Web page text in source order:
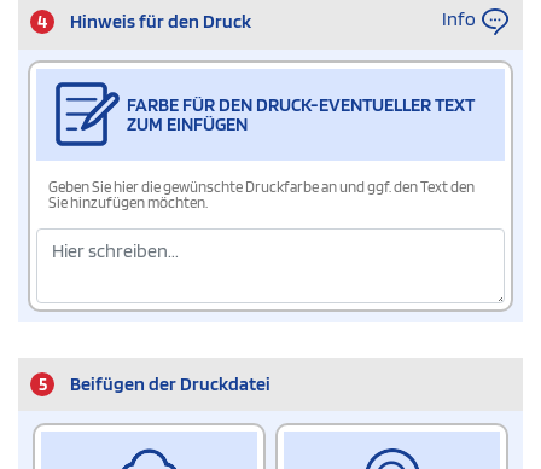
4 Hinweis für den Druck Info
FARBE FÜR DEN DRUCK-EVENTUELLER TEXT
ZUM EINFÜGEN
Geben Sie hier die gewünschte Druckfarbe an und ggf. den Text den
Sie hinzufügen möchten.
5 Beifügen der Druckdatei